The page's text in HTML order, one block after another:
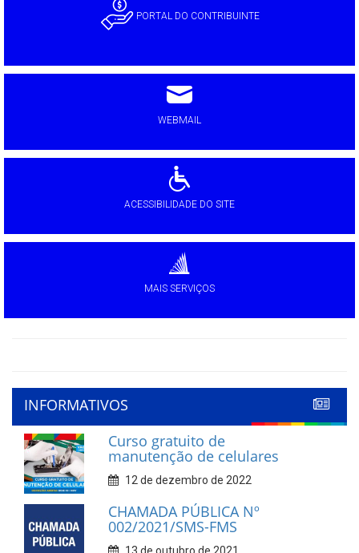
PORTAL DO CONTRIBUINTE
WEBMAIL
ACESSIBILIDADE DO SITE
MAIS SERVIÇOS
INFORMATIVOS
Curso gratuito de
manutenção de celulares
12 de dezembro de 2022
CHAMADA PÚBLICA Nº
002/2021/SMS-FMS